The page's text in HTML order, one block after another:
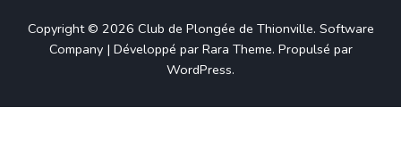
Copyright © 2026 Club de Plongée de Thionville. Software
Company | Développé par Rara Theme. Propulsé par
WordPress.